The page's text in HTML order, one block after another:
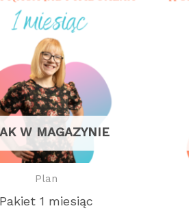
W MAGAZYNIE
Plan
Pakiet 1 miesiąc